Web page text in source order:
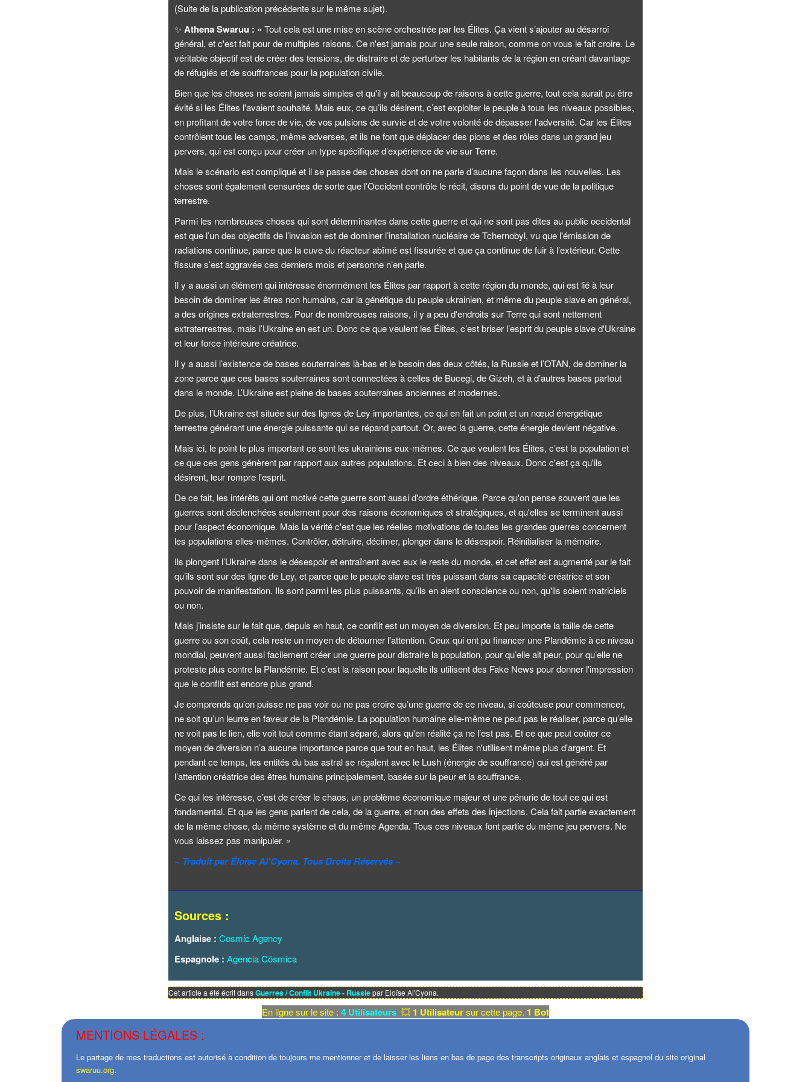
(Suite de la publication précédente sur le même sujet).
✨ Athena Swaruu : « Tout cela est une mise en scène orchestrée par les Élites. Ça vient s’ajouter au désarroi
général, et c'est fait pour de multiples raisons. Ce n'est jamais pour une seule raison, comme on vous le fait croire. Le
véritable objectif est de créer des tensions, de distraire et de perturber les habitants de la région en créant davantage
de réfugiés et de souffrances pour la population civile.
Bien que les choses ne soient jamais simples et qu'il y ait beaucoup de raisons à cette guerre, tout cela aurait pu être
évité si les Élites l'avaient souhaité. Mais eux, ce qu’ils désirent, c’est exploiter le peuple à tous les niveaux possibles,
en profitant de votre force de vie, de vos pulsions de survie et de votre volonté de dépasser l'adversité. Car les Élites
contrôlent tous les camps, même adverses, et ils ne font que déplacer des pions et des rôles dans un grand jeu
pervers, qui est conçu pour créer un type spécifique d’expérience de vie sur Terre.
Mais le scénario est compliqué et il se passe des choses dont on ne parle d’aucune façon dans les nouvelles. Les
choses sont également censurées de sorte que l’Occident contrôle le récit, disons du point de vue de la politique
terrestre.
Parmi les nombreuses choses qui sont déterminantes dans cette guerre et qui ne sont pas dites au public occidental
est que l’un des objectifs de l’invasion est de dominer l’installation nucléaire de Tchernobyl, vu que l'émission de
radiations continue, parce que la cuve du réacteur abîmé est fissurée et que ça continue de fuir à l’extérieur. Cette
fissure s’est aggravée ces derniers mois et personne n’en parle.
Il y a aussi un élément qui intéresse énormément les Élites par rapport à cette région du monde, qui est lié à leur
besoin de dominer les êtres non humains, car la génétique du peuple ukrainien, et même du peuple slave en général,
a des origines extraterrestres. Pour de nombreuses raisons, il y a peu d'endroits sur Terre qui sont nettement
extraterrestres, mais l’Ukraine en est un. Donc ce que veulent les Élites, c’est briser l’esprit du peuple slave d'Ukraine
et leur force intérieure créatrice.
Il y a aussi l’existence de bases souterraines là-bas et le besoin des deux côtés, la Russie et l’OTAN, de dominer la
zone parce que ces bases souterraines sont connectées à celles de Bucegi, de Gizeh, et à d’autres bases partout
dans le monde. L’Ukraine est pleine de bases souterraines anciennes et modernes.
De plus, l’Ukraine est située sur des lignes de Ley importantes, ce qui en fait un point et un nœud énergétique
terrestre générant une énergie puissante qui se répand partout. Or, avec la guerre, cette énergie devient négative.
Mais ici, le point le plus important ce sont les ukrainiens eux-mêmes. Ce que veulent les Élites, c’est la population et
ce que ces gens génèrent par rapport aux autres populations. Et ceci à bien des niveaux. Donc c'est ça qu'ils
désirent, leur rompre l'esprit.
De ce fait, les intérêts qui ont motivé cette guerre sont aussi d'ordre éthérique. Parce qu'on pense souvent que les
guerres sont déclenchées seulement pour des raisons économiques et stratégiques, et qu'elles se terminent aussi
pour l'aspect économique. Mais la vérité c'est que les réelles motivations de toutes les grandes guerres concernent
les populations elles-mêmes. Contrôler, détruire, décimer, plonger dans le désespoir. Réinitialiser la mémoire.
Ils plongent l’Ukraine dans le désespoir et entraînent avec eux le reste du monde, et cet effet est augmenté par le fait
qu’ils sont sur des ligne de Ley, et parce que le peuple slave est très puissant dans sa capacité créatrice et son
pouvoir de manifestation. Ils sont parmi les plus puissants, qu’ils en aient conscience ou non, qu'ils soient matriciels
ou non.
Mais j’insiste sur le fait que, depuis en haut, ce conflit est un moyen de diversion. Et peu importe la taille de cette
guerre ou son coût, cela reste un moyen de détourner l'attention. Ceux qui ont pu financer une Plandémie à ce niveau
mondial, peuvent aussi facilement créer une guerre pour distraire la population, pour qu’elle ait peur, pour qu’elle ne
proteste plus contre la Plandémie. Et c’est la raison pour laquelle ils utilisent des Fake News pour donner l'impression
que le conflit est encore plus grand.
Je comprends qu’on puisse ne pas voir ou ne pas croire qu’une guerre de ce niveau, si coûteuse pour commencer,
ne soit qu’un leurre en faveur de la Plandémie. La population humaine elle-même ne peut pas le réaliser, parce qu’elle
ne voit pas le lien, elle voit tout comme étant séparé, alors qu'en réalité ça ne l’est pas. Et ce que peut coûter ce
moyen de diversion n’a aucune importance parce que tout en haut, les Élites n'utilisent même plus d'argent. Et
pendant ce temps, les entités du bas astral se régalent avec le Lush (énergie de souffrance) qui est généré par
l’attention créatrice des êtres humains principalement, basée sur la peur et la souffrance.
Ce qui les intéresse, c’est de créer le chaos, un problème économique majeur et une pénurie de tout ce qui est
fondamental. Et que les gens parlent de cela, de la guerre, et non des effets des injections. Cela fait partie exactement
de la même chose, du même système et du même Agenda. Tous ces niveaux font partie du même jeu pervers. Ne
vous laissez pas manipuler. »
~ Traduit par Éloïse Al'Cyona. Tous Droits Réservés ~
Sources :
Anglaise : Cosmic Agency
Espagnole : Agencia Cósmica
Cet article a été écrit dansGuerres / Conflit Ukraine - Russiepar Eloïse Al'Cyona.
En ligne sur le site : 4 Utilisateurs 💥 1 Utilisateursur cette page. 1 Bot
MENTIONS LÉGALES :
Le partage de mes traductions est autorisé à condition de toujours me mentionner et de laisser les liens en bas de page des transcripts originaux anglais et espagnol du site original
swaruu.org.